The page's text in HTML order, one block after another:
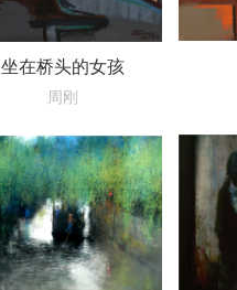
坐在桥头的女孩
周刚